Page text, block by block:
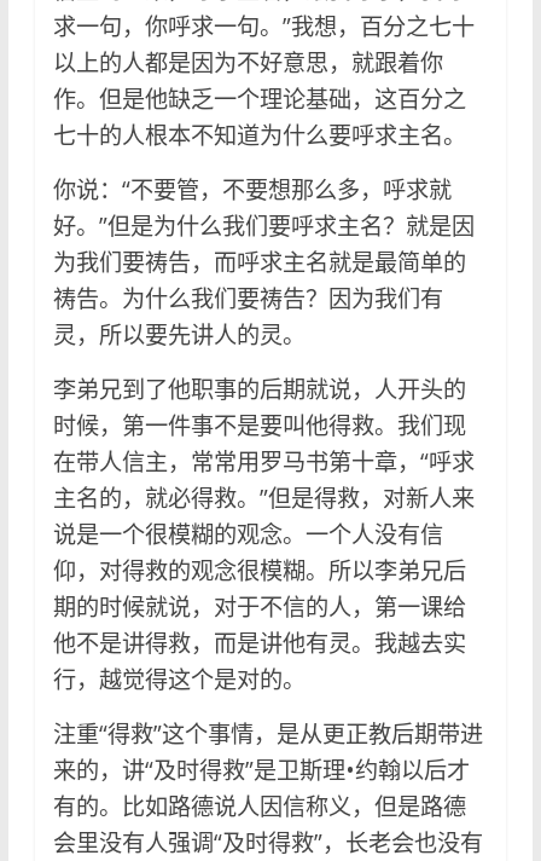
求一句，你呼求一句。”我想，百分之七十
以上的人都是因为不好意思，就跟着你
作。但是他缺乏一个理论基础，这百分之
七十的人根本不知道为什么要呼求主名。
你说：“不要管，不要想那么多，呼求就
好。”但是为什么我们要呼求主名？就是因
为我们要祷告，而呼求主名就是最简单的
祷告。为什么我们要祷告？因为我们有
灵，所以要先讲人的灵。
李弟兄到了他职事的后期就说，人开头的
时候，第一件事不是要叫他得救。我们现
在带人信主，常常用罗马书第十章，“呼求
主名的，就必得救。”但是得救，对新人来
说是一个很模糊的观念。一个人没有信
仰，对得救的观念很模糊。所以李弟兄后
期的时候就说，对于不信的人，第一课给
他不是讲得救，而是讲他有灵。我越去实
行，越觉得这个是对的。
注重“得救”这个事情，是从更正教后期带进
来的，讲“及时得救”是卫斯理•约翰以后才
有的。比如路德说人因信称义，但是路德
会里没有人强调“及时得救”，长老会也没有